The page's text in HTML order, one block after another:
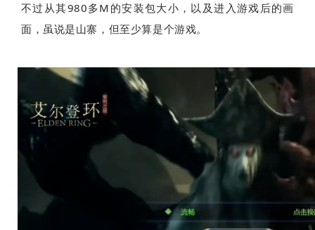
不过从其980多M的安装包大小，以及进入游戏后的画
面，虽说是山寨，但至少算是个游戏。